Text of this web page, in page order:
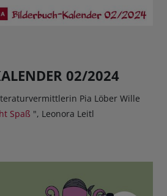
02/2024
Pia Löber Wille
Spaß ", Leonora Leitl